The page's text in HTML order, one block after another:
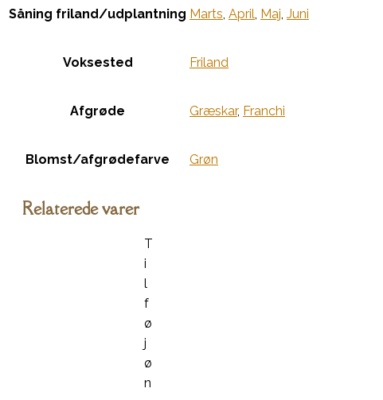
Såning friland/udplantning Marts, April, Maj, Juni
Voksested Friland
Afgrøde Græskar, Franchi
Blomst/afgrødefarve Grøn
Relaterede varer
T
i
l
f
ø
j
ø
n